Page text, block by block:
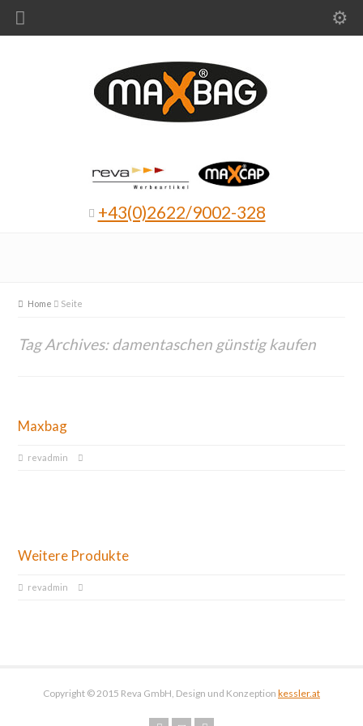
+43(0)2622/9002-328
Home Seite
Tag Archives: damentaschen günstig kaufen
Maxbag
revadmin
Weitere Produkte
revadmin
Copyright © 2015 Reva GmbH, Design und Konzeption kessler.at